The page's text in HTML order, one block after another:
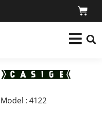
Model : 4122